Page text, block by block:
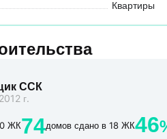
Квартиры
ССК
г.
ЖК74домов сдано в 18 ЖК46